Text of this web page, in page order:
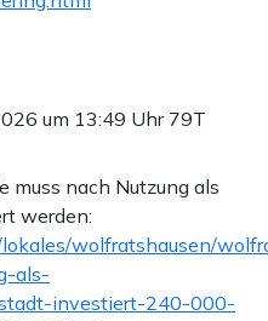
um 13:49 Uhr 79T
muss nach Nutzung als
werden:
wolfratshausen/
als-
investiert-240-000-